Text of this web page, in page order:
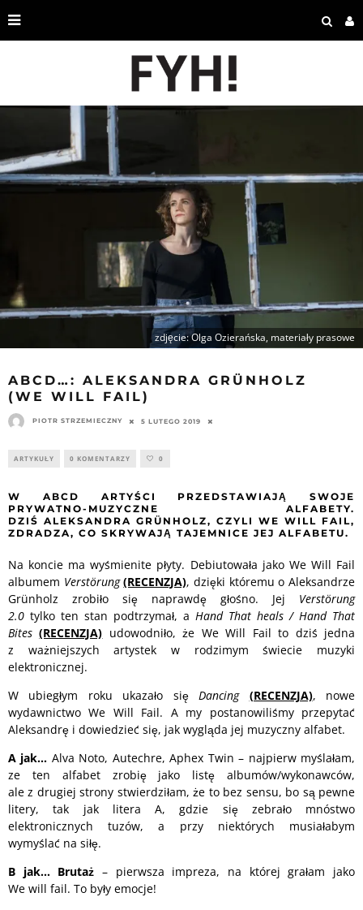
zdjęcie: Olga Ozierańska, materiały prasowe
ABCD…: ALEKSANDRA GRÜNHOLZ
(WE WILL FAIL)
PIOTR STRZEMIECZNY 5 LUTEGO 2019
ARTYKUŁY 0 KOMENTARZY 0
W ABCD ARTYŚCI PRZEDSTAWIAJĄ SWOJE
PRYWATNO-MUZYCZNE ALFABETY.
DZIŚ ALEKSANDRA GRÜNHOLZ, CZYLI WE WILL FAIL,
ZDRADZA, CO SKRYWAJĄ TAJEMNICE JEJ ALFABETU.
Na koncie ma wyśmienite płyty. Debiutowała jako We Will Fail
albumem Verstörung(RECENZJA), dzięki któremu o Aleksandrze
Grünholz zrobiło się naprawdę głośno. Jej Verstörung
2.0 tylko ten stan podtrzymał, a Hand That heals / Hand That
Bites(RECENZJA) udowodniło, że We Will Fail to dziś jedna
z ważniejszych artystek w rodzimym świecie muzyki
elektronicznej.
W ubiegłym roku ukazało sięDancing (RECENZJA), nowe
wydawnictwo We Will Fail. A my postanowiliśmy przepytać
Aleksandrę i dowiedzieć się, jak wygląda jej muzyczny alfabet.
A jak… Alva Noto, Autechre, Aphex Twin – najpierw myślałam,
ze ten alfabet zrobię jako listę albumów/wykonawców,
ale z drugiej strony stwierdziłam, że to bez sensu, bo są pewne
litery, tak jak litera A, gdzie się zebrało mnóstwo
elektronicznych tuzów, a przy niektórych musiałabym
wymyślać na siłę.
B jak… Brutaż – pierwsza impreza, na której grałam jako
We will fail. To były emocje!